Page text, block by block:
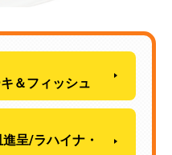
＆フィッシュ
呈/ラハイナ・